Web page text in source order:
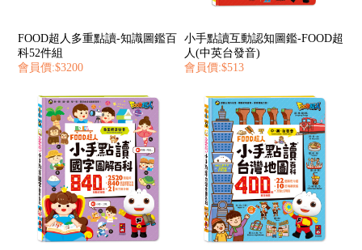
FOOD超人多重點讀-知識圖鑑百
科52件組
會員價:$3200
小手點讀互動認知圖鑑-FOOD超
人(中英台發音)
會員價:$513